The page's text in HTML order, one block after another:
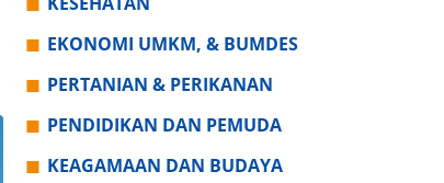
EKONOMI UMKM, & BUMDES
PERTANIAN & PERIKANAN
PENDIDIKAN DAN PEMUDA
KEAGAMAAN DAN BUDAYA